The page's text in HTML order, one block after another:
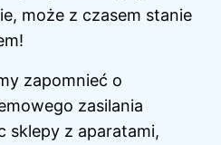
może z czasem stanie
zapomnieć o
zasilania
sklepy z aparatami,